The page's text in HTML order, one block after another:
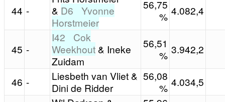
44 -
& D6_ Yvonne
Horstmeier
56,75
% 4.082,4
45 -
I42_ Cok
Weekhout & Ineke
Zuidam
56,51
% 3.942,2
46 -
Liesbeth van Vliet &
Dini de Ridder
56,08
% 4.034,5